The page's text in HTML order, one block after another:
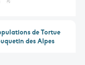
de Tortue
des Alpes